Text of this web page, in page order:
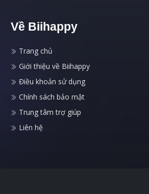
Về Biihappy
Trang chủ
Giới thiệu về Biihappy
Điều khoản sử dụng
Chính sách bảo mật
Trung tâm trợ giúp
Liên hệ